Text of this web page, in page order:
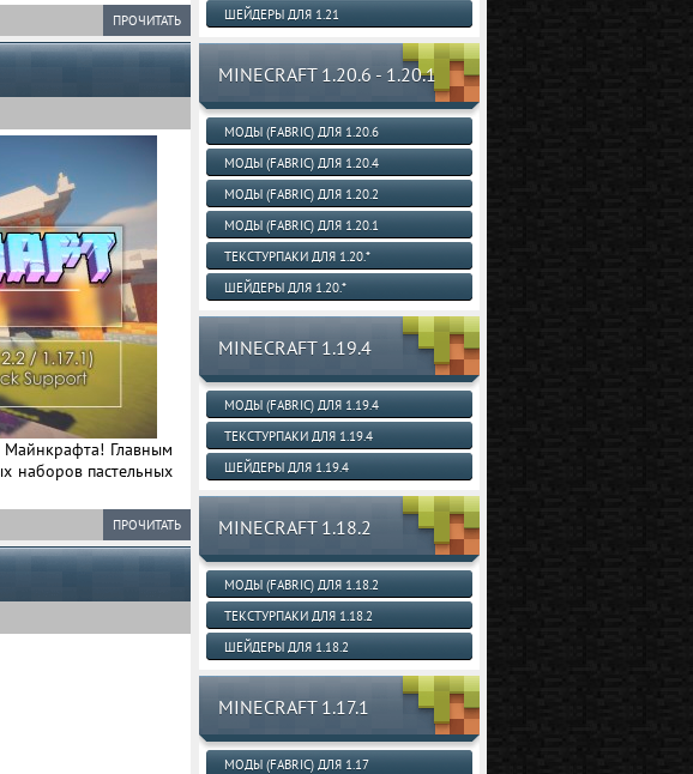
ШЕЙДЕРЫ ДЛЯ 1.21
MINECRAFT 1.20.6 - 1.20.1
МОДЫ (FABRIC) ДЛЯ 1.20.6
МОДЫ (FABRIC) ДЛЯ 1.20.4
МОДЫ (FABRIC) ДЛЯ 1.20.2
МОДЫ (FABRIC) ДЛЯ 1.20.1
ТЕКСТУРПАКИ ДЛЯ 1.20.*
ШЕЙДЕРЫ ДЛЯ 1.20.*
MINECRAFT 1.19.4
МОДЫ (FABRIC) ДЛЯ 1.19.4
ТЕКСТУРПАКИ ДЛЯ 1.19.4
ШЕЙДЕРЫ ДЛЯ 1.19.4
MINECRAFT 1.18.2
МОДЫ (FABRIC) ДЛЯ 1.18.2
ТЕКСТУРПАКИ ДЛЯ 1.18.2
ШЕЙДЕРЫ ДЛЯ 1.18.2
MINECRAFT 1.17.1
МОДЫ (FABRIC) ДЛЯ 1.17
ПРОЧИТАТЬ
Майнкрафта! Главным
наборов пастельных
ПРОЧИТАТЬ